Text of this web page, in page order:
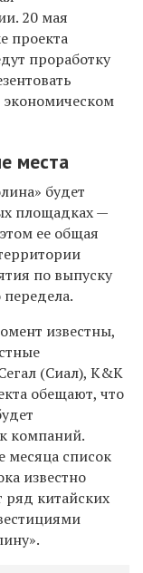
20 мая
проекта
проработку
места
будет
площадках —
ее общая
по выпуску
известны,
(Сиал), К&К
обещают, что
компаний.
месяца список
известно
ряд китайских